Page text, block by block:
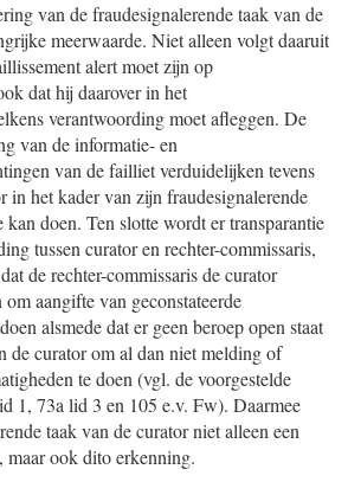
van de fraudesignalerende taak van de
meerwaarde. Niet alleen volgt daaruit
alert moet zijn op
dat hij daarover in het
verantwoording moet afleggen. De
van de informatie- en
van de failliet verduidelijken tevens
in het kader van zijn fraudesignalerende
doen. Ten slotte wordt er transparantie
tussen curator en rechter-commissaris,
de rechter-commissaris de curator
aangifte van geconstateerde
alsmede dat er geen beroep open staat
de curator om al dan niet melding of
te doen (vgl. de voorgestelde
1, 73a lid 3 en 105 e.v. Fw). Daarmee
taak van de curator niet alleen een
ook dito erkenning.